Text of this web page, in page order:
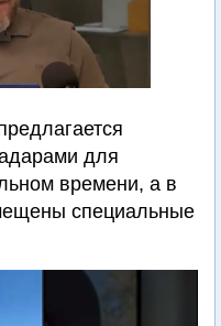
для
времени, а в
специальные